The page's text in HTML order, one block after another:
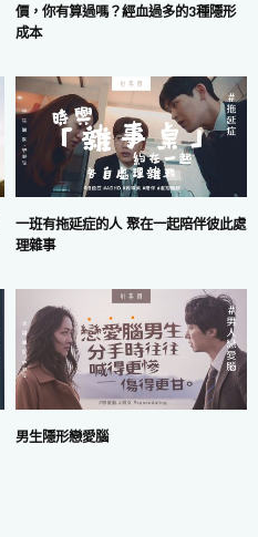
價，你有算過嗎？經血過多的3種隱形
成本
一班有拖延症的人 聚在一起陪伴彼此處
理雜事
男生隱形戀愛腦